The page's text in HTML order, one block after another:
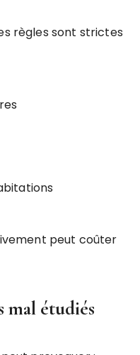
règles sont strictes
peut coûter
étudiés